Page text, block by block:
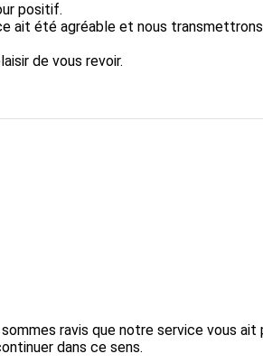
positif.
ait été agréable et nous
de vous revoir.
ravis que notre service vous ait
dans ce sens.